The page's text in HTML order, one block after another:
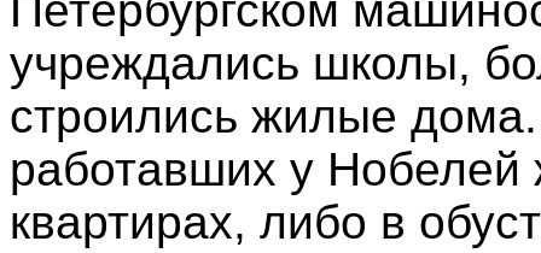
Петербургском
учреждались школы,
строились жилые
работавших у Нобелей
квартирах, либо в